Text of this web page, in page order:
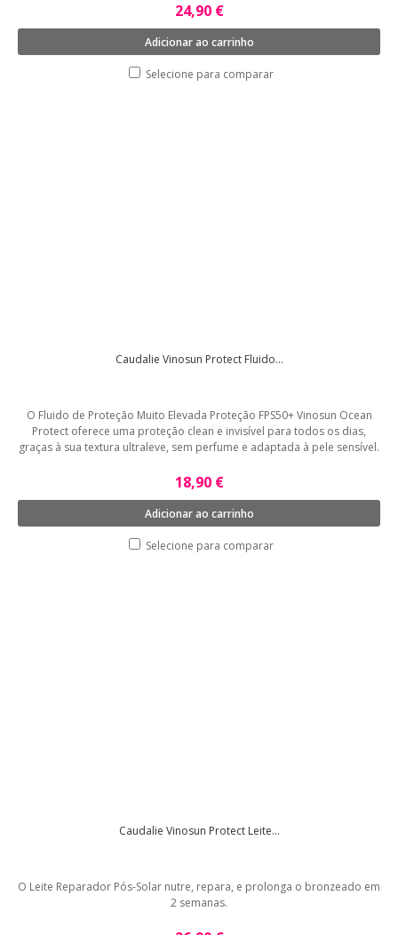
24,90 €
Adicionar ao carrinho
Selecione para comparar
Caudalie Vinosun Protect Fluido...
O Fluido de Proteção Muito Elevada Proteção FPS50+ Vinosun Ocean
Protect oferece uma proteção clean e invisível para todos os dias,
graças à sua textura ultraleve, sem perfume e adaptada à pele sensível.
18,90 €
Adicionar ao carrinho
Selecione para comparar
Caudalie Vinosun Protect Leite...
O Leite Reparador Pós-Solar nutre, repara, e prolonga o bronzeado em
2 semanas.